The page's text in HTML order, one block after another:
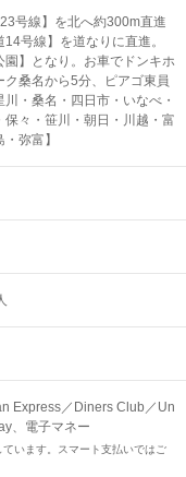
号線】を北へ約300m直進
号線】を道なりに直進。
園】となり。お車でドンキホ
桑名から5分、ピアゴ東員
・桑名・四日市・いなべ・
々・笹川・朝日・川越・富
弥富】
Express／Diners Club／Un
、電子マネー
います。スマート支払いではご